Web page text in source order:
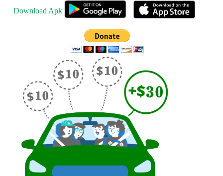
Download Apk